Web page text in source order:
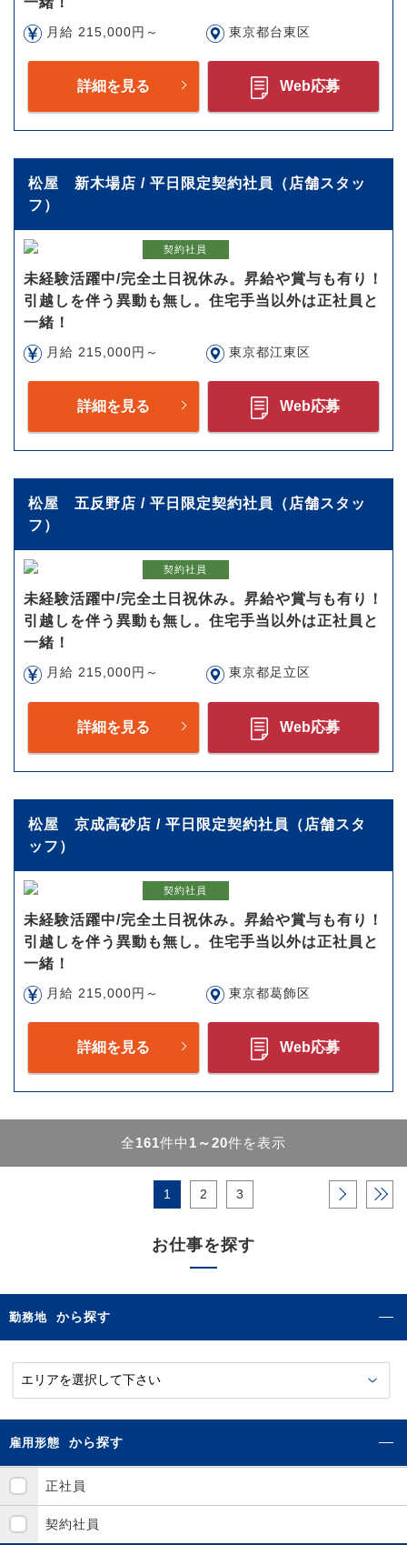
月給 215,000円～ 東京都台東区
詳細を見る Web応募
松屋 新木場店 / 平日限定契約社員（店舗スタッ
フ）
契約社員
未経験活躍中/完全土日祝休み。昇給や賞与も有り！
引越しを伴う異動も無し。住宅手当以外は正社員と
一緒！
月給 215,000円～ 東京都江東区
詳細を見る Web応募
松屋 五反野店 / 平日限定契約社員（店舗スタッ
フ）
契約社員
未経験活躍中/完全土日祝休み。昇給や賞与も有り！
引越しを伴う異動も無し。住宅手当以外は正社員と
一緒！
月給 215,000円～ 東京都足立区
詳細を見る Web応募
松屋 京成高砂店 / 平日限定契約社員（店舗スタ
ッフ）
契約社員
未経験活躍中/完全土日祝休み。昇給や賞与も有り！
引越しを伴う異動も無し。住宅手当以外は正社員と
一緒！
月給 215,000円～ 東京都葛飾区
詳細を見る Web応募
全161件中 1～20件を表示
1 2 3 › »
お仕事を探す
勤務地 から探す
雇用形態 から探す
正社員
契約社員